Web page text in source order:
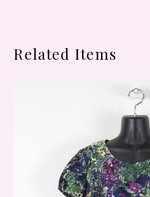
Related Items